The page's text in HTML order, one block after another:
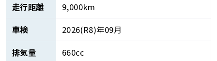
走行距離
9,000km
車検
2026(R8)年09月
排気量
660cc